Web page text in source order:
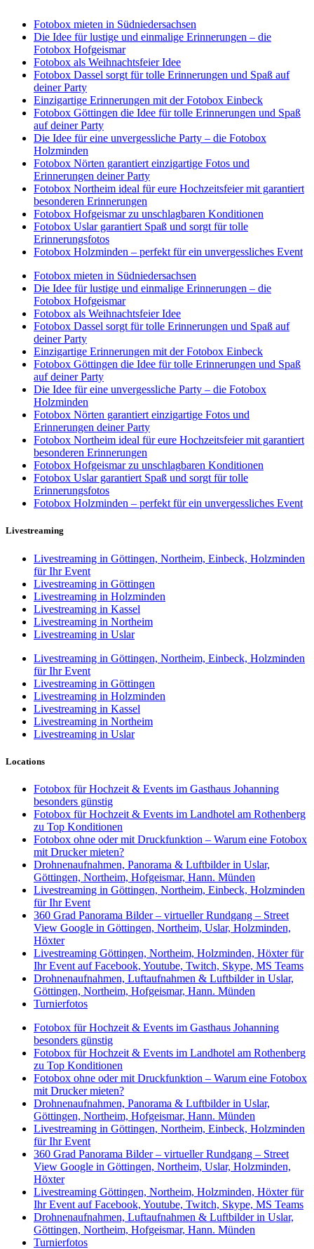
Fotobox mieten in Südniedersachsen
Die Idee für lustige und einmalige Erinnerungen – die
Fotobox Hofgeismar
Fotobox als Weihnachtsfeier Idee
Fotobox Dassel sorgt für tolle Erinnerungen und Spaß auf
deiner Party
Einzigartige Erinnerungen mit der Fotobox Einbeck
Fotobox Göttingen die Idee für tolle Erinnerungen und Spaß
auf deiner Party
Die Idee für eine unvergessliche Party – die Fotobox
Holzminden
Fotobox Nörten garantiert einzigartige Fotos und
Erinnerungen deiner Party
Fotobox Northeim ideal für eure Hochzeitsfeier mit garantiert
besonderen Erinnerungen
Fotobox Hofgeismar zu unschlagbaren Konditionen
Fotobox Uslar garantiert Spaß und sorgt für tolle
Erinnerungsfotos
Fotobox Holzminden – perfekt für ein unvergessliches Event
Fotobox mieten in Südniedersachsen
Die Idee für lustige und einmalige Erinnerungen – die
Fotobox Hofgeismar
Fotobox als Weihnachtsfeier Idee
Fotobox Dassel sorgt für tolle Erinnerungen und Spaß auf
deiner Party
Einzigartige Erinnerungen mit der Fotobox Einbeck
Fotobox Göttingen die Idee für tolle Erinnerungen und Spaß
auf deiner Party
Die Idee für eine unvergessliche Party – die Fotobox
Holzminden
Fotobox Nörten garantiert einzigartige Fotos und
Erinnerungen deiner Party
Fotobox Northeim ideal für eure Hochzeitsfeier mit garantiert
besonderen Erinnerungen
Fotobox Hofgeismar zu unschlagbaren Konditionen
Fotobox Uslar garantiert Spaß und sorgt für tolle
Erinnerungsfotos
Fotobox Holzminden – perfekt für ein unvergessliches Event
Livestreaming
Livestreaming in Göttingen, Northeim, Einbeck, Holzminden
für Ihr Event
Livestreaming in Göttingen
Livestreaming in Holzminden
Livestreaming in Kassel
Livestreaming in Northeim
Livestreaming in Uslar
Livestreaming in Göttingen, Northeim, Einbeck, Holzminden
für Ihr Event
Livestreaming in Göttingen
Livestreaming in Holzminden
Livestreaming in Kassel
Livestreaming in Northeim
Livestreaming in Uslar
Locations
Fotobox für Hochzeit & Events im Gasthaus Johanning
besonders günstig
Fotobox für Hochzeit & Events im Landhotel am Rothenberg
zu Top Konditionen
Fotobox ohne oder mit Druckfunktion – Warum eine Fotobox
mit Drucker mieten?
Drohnenaufnahmen, Panorama & Luftbilder in Uslar,
Göttingen, Northeim, Hofgeismar, Hann. Münden
Livestreaming in Göttingen, Northeim, Einbeck, Holzminden
für Ihr Event
360 Grad Panorama Bilder – virtueller Rundgang – Street
View Google in Göttingen, Northeim, Uslar, Holzminden,
Höxter
Livestreaming Göttingen, Northeim, Holzminden, Höxter für
Ihr Event auf Facebook, Youtube, Twitch, Skype, MS Teams
Drohnenaufnahmen, Luftaufnahmen & Luftbilder in Uslar,
Göttingen, Northeim, Hofgeismar, Hann. Münden
Turnierfotos
Fotobox für Hochzeit & Events im Gasthaus Johanning
besonders günstig
Fotobox für Hochzeit & Events im Landhotel am Rothenberg
zu Top Konditionen
Fotobox ohne oder mit Druckfunktion – Warum eine Fotobox
mit Drucker mieten?
Drohnenaufnahmen, Panorama & Luftbilder in Uslar,
Göttingen, Northeim, Hofgeismar, Hann. Münden
Livestreaming in Göttingen, Northeim, Einbeck, Holzminden
für Ihr Event
360 Grad Panorama Bilder – virtueller Rundgang – Street
View Google in Göttingen, Northeim, Uslar, Holzminden,
Höxter
Livestreaming Göttingen, Northeim, Holzminden, Höxter für
Ihr Event auf Facebook, Youtube, Twitch, Skype, MS Teams
Drohnenaufnahmen, Luftaufnahmen & Luftbilder in Uslar,
Göttingen, Northeim, Hofgeismar, Hann. Münden
Turnierfotos